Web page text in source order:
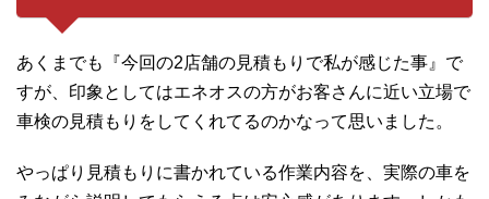
あくまでも『今回の2店舗の見積もりで私が感じた事』で
すが、印象としてはエネオスの方がお客さんに近い立場で
車検の見積もりをしてくれてるのかなって思いました。
やっぱり見積もりに書かれている作業内容を、実際の車を